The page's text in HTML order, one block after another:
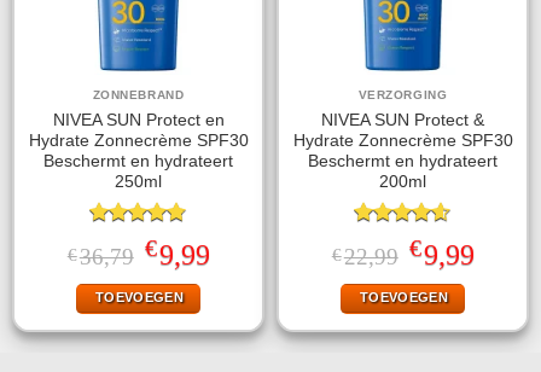
ZONNEBRAND
NIVEA SUN Protect en
Hydrate Zonnecrème SPF30
Beschermt en hydrateert
250ml
Gewaardeerd
4.78uit 5
€36,79 Oorspronkelijke
prijs
was:
€36,79.
€9,99Huidige
prijs
TOEVOEGEN
VERZORGING
NIVEA SUN Protect &
Hydrate Zonnecrème SPF30
Beschermt en hydrateert
200ml
Gewaardeerd
4.56uit 5
€22,99 Oorspronkelijke
prijs
was:
€22,99.
€9,99Huidige
prijs
TOEVOEGEN